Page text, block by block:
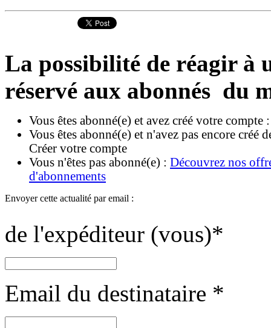
La possibilité de réagir à
réservé aux abonnés du
Vous êtes abonné(e) et avez créé votre compte
Vous êtes abonné(e) et n'avez pas encore créé
Créer votre compte
Vous n'êtes pas abonné(e) : Découvrez nos
d'abonnements
Envoyer cette actualité par email :
de l'expéditeur (vous)*
Email du destinataire *